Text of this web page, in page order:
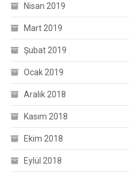
Nisan 2019
Mart 2019
Şubat 2019
Ocak 2019
Aralık 2018
Kasım 2018
Ekim 2018
Eylül 2018